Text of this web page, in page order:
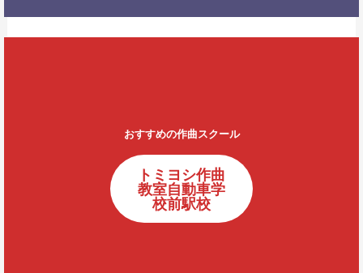
おすすめの作曲スクール
トミヨシ作曲
教室自動車学
校前駅校